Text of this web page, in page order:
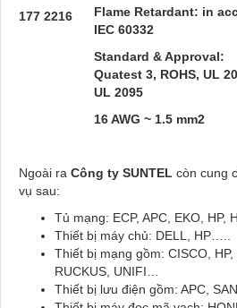
177 2216
Flame Retardant: in
IEC 60332
Standard & Approval:
Quatest 3, ROHS, UL
UL 2095
16 AWG ~ 1.5 mm2
Ngoài ra Công ty SUNTEL còn cung
vụ sau:
Tủ mạng: ECP, APC, EKO, HP,
Thiết bị máy chủ: DELL, HP…..
Thiết bị mạng gồm: CISCO, HP,
RUCKUS, UNIFI…
Thiết bị lưu điện gồm: APC,